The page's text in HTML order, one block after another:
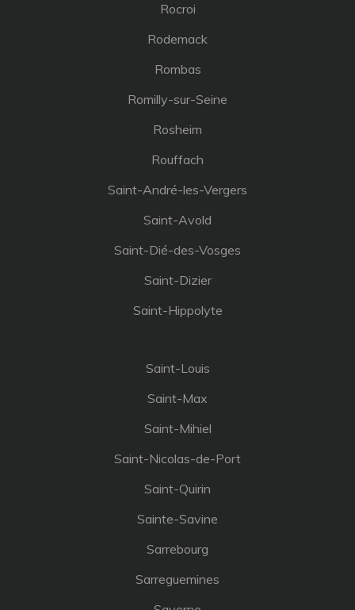
Rocroi
Rodemack
Rombas
Romilly-sur-Seine
Rosheim
Rouffach
Saint-André-les-Vergers
Saint-Avold
Saint-Dié-des-Vosges
Saint-Dizier
Saint-Hippolyte
Saint-Louis
Saint-Max
Saint-Mihiel
Saint-Nicolas-de-Port
Saint-Quirin
Sainte-Savine
Sarrebourg
Sarreguemines